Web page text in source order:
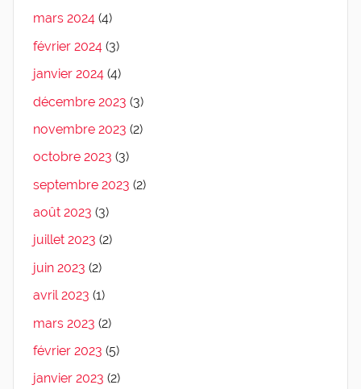
mars 2024 (4)
février 2024 (3)
janvier 2024 (4)
décembre 2023 (3)
novembre 2023 (2)
octobre 2023 (3)
septembre 2023 (2)
août 2023 (3)
juillet 2023 (2)
juin 2023 (2)
avril 2023 (1)
mars 2023 (2)
février 2023 (5)
janvier 2023 (2)